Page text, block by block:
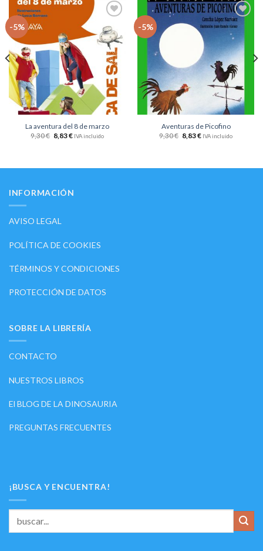
-5%
a la
lista
de
deseos
La aventura del 8 de marzo
9,30€ 8,83€ IVA incluido
-5%
Añadir
lista
de
deseos
Aventuras de Picofino
9,30€ 8,83€ IVA incluido
INFORMACIÓN
AVISO LEGAL
POLÍTICA DE COOKIES
TÉRMINOS Y CONDICIONES
PROTECCIÓN DE DATOS
SOBRE LA LIBRERÍA
CONTACTO
NUESTROS LIBROS
El BLOG DE LA DINOSAURIA
PREGUNTAS FRECUENTES
¡BUSCA Y ENCUENTRA!